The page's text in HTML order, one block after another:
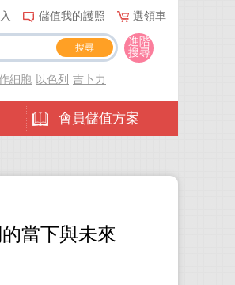
儲值我的護照 選領車
會員儲值方案
進階
搜尋
細胞 以色列 吉卜力
當下與未來